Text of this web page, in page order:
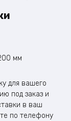
мм
для вашего
под заказ и
в ваш
по телефону